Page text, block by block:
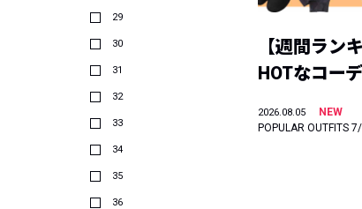
29
30
31
32
33
34
35
36
【週間ラン
HOTなコー
2026.08.05
NEW
POPULAR OUTFITS